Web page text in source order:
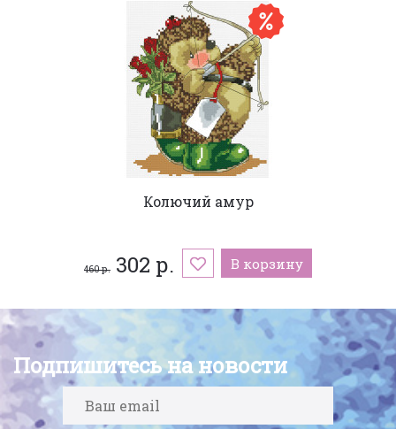
Колючий амур
460 р. 302 р. В корзину
Подпишитесь на новости